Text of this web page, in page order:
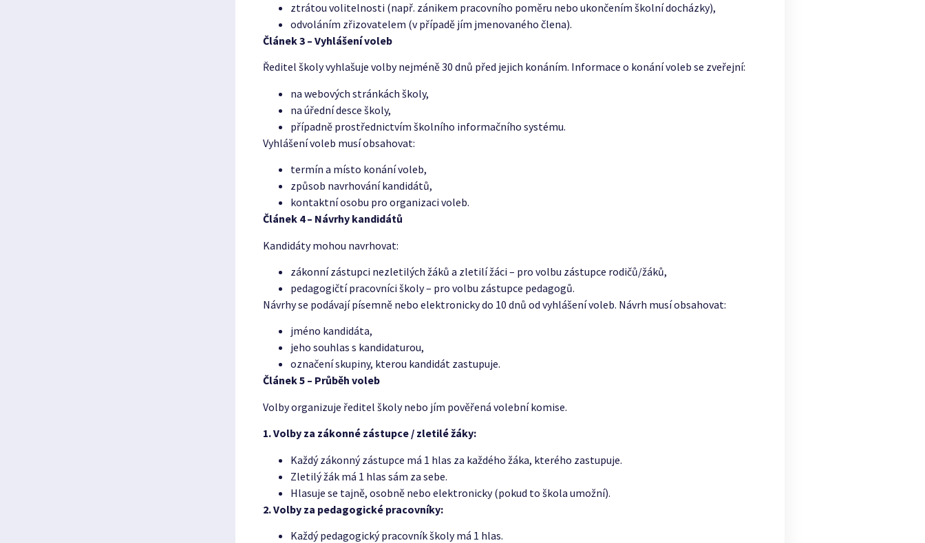
ztrátou volitelnosti (např. zánikem pracovního poměru nebo ukončením školní docházky),
odvoláním zřizovatelem (v případě jím jmenovaného člena).
Článek 3 – Vyhlášení voleb
Ředitel školy vyhlašuje volby nejméně 30 dnů před jejich konáním. Informace o konání voleb se zveřejní:
na webových stránkách školy,
na úřední desce školy,
případně prostřednictvím školního informačního systému.
Vyhlášení voleb musí obsahovat:
termín a místo konání voleb,
způsob navrhování kandidátů,
kontaktní osobu pro organizaci voleb.
Článek 4 – Návrhy kandidátů
Kandidáty mohou navrhovat:
zákonní zástupci nezletilých žáků a zletilí žáci – pro volbu zástupce rodičů/žáků,
pedagogičtí pracovníci školy – pro volbu zástupce pedagogů.
Návrhy se podávají písemně nebo elektronicky do 10 dnů od vyhlášení voleb. Návrh musí obsahovat:
jméno kandidáta,
jeho souhlas s kandidaturou,
označení skupiny, kterou kandidát zastupuje.
Článek 5 – Průběh voleb
Volby organizuje ředitel školy nebo jím pověřená volební komise.
1. Volby za zákonné zástupce / zletilé žáky:
Každý zákonný zástupce má 1 hlas za každého žáka, kterého zastupuje.
Zletilý žák má 1 hlas sám za sebe.
Hlasuje se tajně, osobně nebo elektronicky (pokud to škola umožní).
2. Volby za pedagogické pracovníky:
Každý pedagogický pracovník školy má 1 hlas.